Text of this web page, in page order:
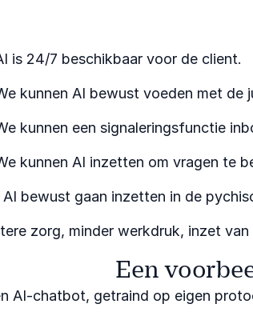
is 24/7 beschikbaar voor de client.
kunnen AI bewust voeden met de
kunnen een signaleringsfunctie
kunnen AI inzetten om vragen te
bewust gaan inzetten in de
zorg, minder werkdruk, inzet
Een
AI-chatbot, getraind op eigen